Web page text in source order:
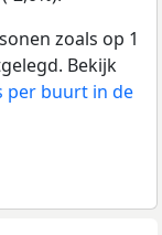
zoals op 1
Bekijk
per buurt in de